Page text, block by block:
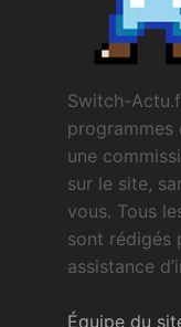
Switch-
programmes
une
sur le site,
vous. Tous
sont rédigés
assistance
Équipe du